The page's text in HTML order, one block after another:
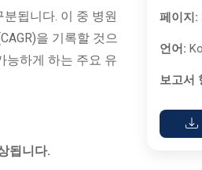
됩니다. 이 중 병원
을 기록할 것으
능하게 하는 주요 유
됩니다.
페이지:
언어:
보고서